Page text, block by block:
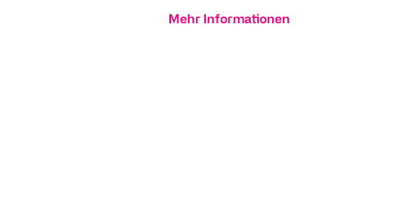
Mehr Informationen